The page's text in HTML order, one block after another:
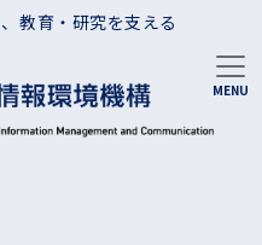
教育・研究を支える